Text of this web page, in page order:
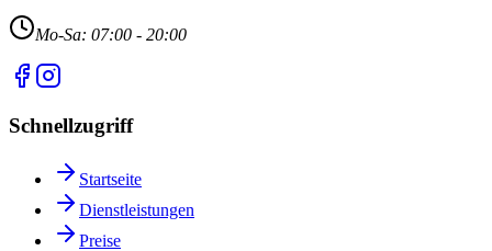
Mo-Sa: 07:00 - 20:00
Schnellzugriff
Startseite
Dienstleistungen
Preise